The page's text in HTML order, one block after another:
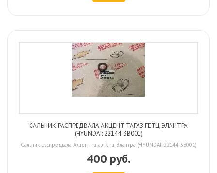
САЛЬНИК РАСПРЕДВАЛА АКЦЕНТ ТАГАЗ ГЕТЦ ЭЛАНТРА
(HYUNDAI: 22144-3B001)
Сальник распредвала Акцент тагаз Гетц Элантра (HYUNDAI: 22144-3B001)
400 руб.